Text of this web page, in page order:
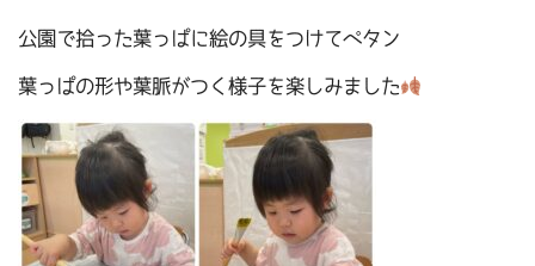
公園で拾った葉っぱに絵の具をつけてペタン
葉っぱの形や葉脈がつく様子を楽しみました